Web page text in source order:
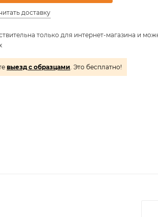
доставку
только для интернет-магазина и
выезд с образцами . Это бесплатно!